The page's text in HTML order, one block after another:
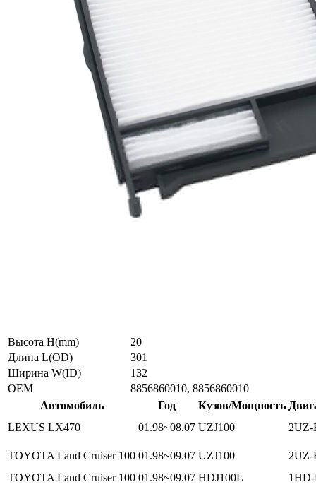
Высота H(mm)
20
Длина L(OD)
301
Ширина W(ID)
132
ОЕМ
8856860010, 8856860010
Автомобиль
Год Кузов/Мощность
LEXUS LX470
01.98~08.07 UZJ100 2UZ-
TOYOTA Land Cruiser 100 01.98~09.07 UZJ100
2UZ-
TOYOTA Land Cruiser 100 01.98~09.07 HDJ100L